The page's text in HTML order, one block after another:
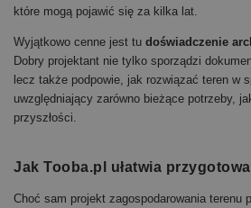
które mogą pojawić się za kilka lat.
Wyjątkowo cenne jest tu doświadczenie
Dobry projektant nie tylko sporządzi
lecz także podpowie, jak rozwiązać teren w
uwzględniający zarówno bieżące potrzeby,
przyszłości.
Jak Tooba.pl ułatwia
Choć sam projekt zagospodarowania terenu